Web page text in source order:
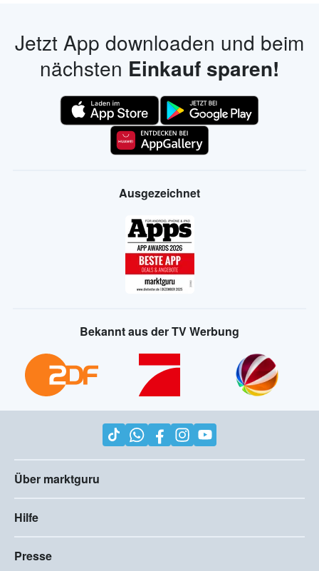
Jetzt App downloaden und beim
nächsten Einkauf sparen!
Ausgezeichnet
Bekannt aus der TV Werbung
Über marktguru
Hilfe
Presse